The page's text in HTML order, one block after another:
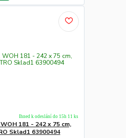
181 - 242 x 75 cm,
Sklad1 63900494
Ihned k odeslání do 15h 11 ks